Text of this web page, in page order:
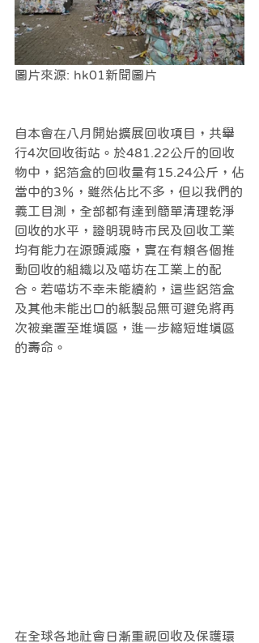
圖片來源: hk01新聞圖片
自本會在八月開始擴展回收項目，共舉
行4次回收街站。於481.22公斤的回收
物中，鋁箔盒的回收量有15.24公斤，佔
當中的3％，雖然佔比不多，但以我們的
義工目測，全部都有達到簡單清理乾淨
回收的水平，證明現時市民及回收工業
均有能力在源頭減廢，實在有賴各個推
動回收的組織以及喵坊在工業上的配
合。若喵坊不幸未能續約，這些鋁箔盒
及其他未能出口的紙製品無可避免將再
次被棄置至堆填區，進一步縮短堆填區
的壽命。
在全球各地社會日漸重視回收及保護環